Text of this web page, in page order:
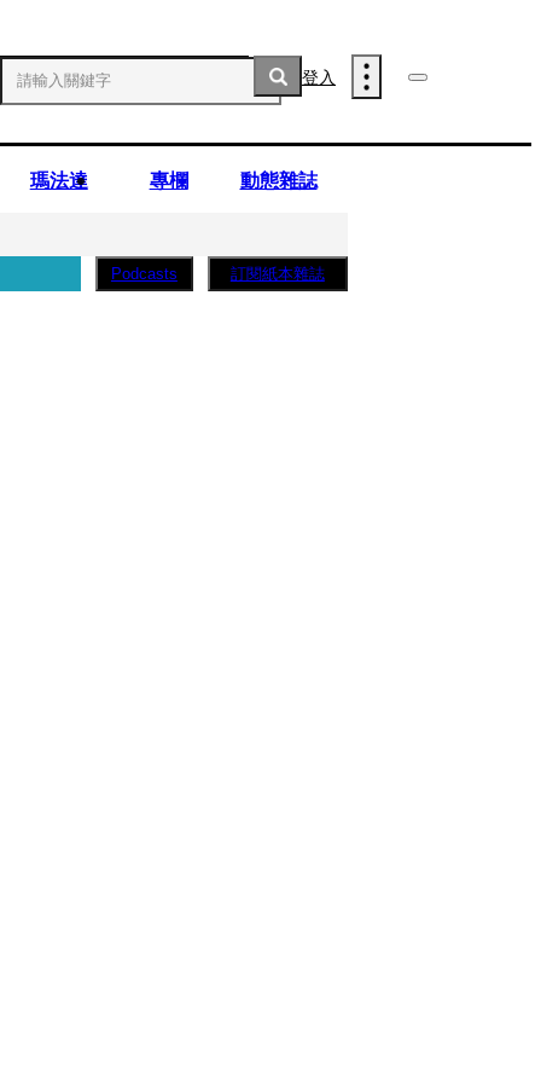
登入
瑪法達 專欄 動態雜誌
Podcasts 訂閱紙本雜誌